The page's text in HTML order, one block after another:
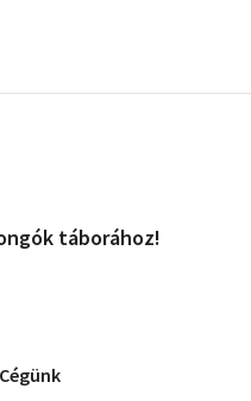
táborához!
Cégünk